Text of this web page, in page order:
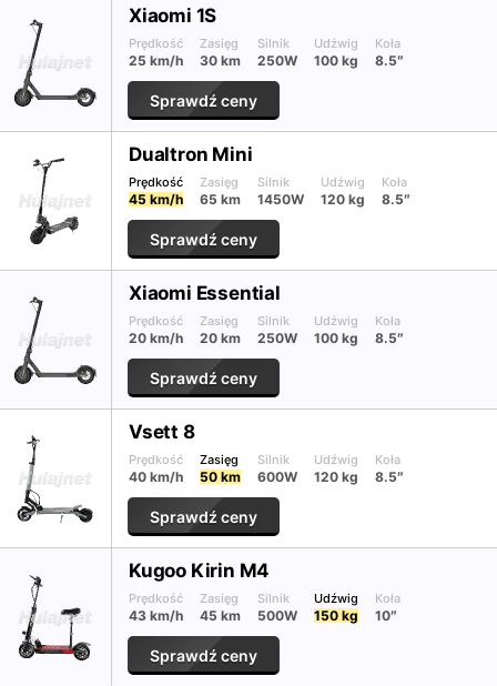
Xiaomi 1S
Prędkość
25 km/h
Zasięg
30 km
Silnik
250W
Udźwig
100 kg
Koła
8.5″
Sprawdź ceny
Dualtron Mini
Prędkość
45 km/h
Zasięg
65 km
Silnik
1450W
Udźwig
120 kg
Koła
8.5″
Sprawdź ceny
Xiaomi Essential
Prędkość
20 km/h
Zasięg
20 km
Silnik
250W
Udźwig
100 kg
Koła
8.5″
Sprawdź ceny
Vsett 8
Prędkość
40 km/h
Zasięg
50 km
Silnik
600W
Udźwig
120 kg
Koła
8.5″
Sprawdź ceny
Kugoo Kirin M4
Prędkość
43 km/h
Zasięg
45 km
Silnik
500W
Udźwig
150 kg
Koła
10″
Sprawdź ceny